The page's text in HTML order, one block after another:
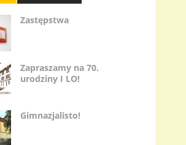
Zastępstwa
Zapraszamy na 70.
urodziny I LO!
Gimnazjalisto!